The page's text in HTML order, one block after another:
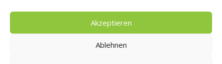
Akzeptieren
Ablehnen